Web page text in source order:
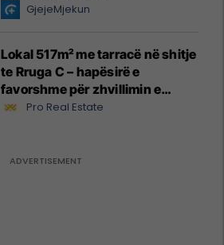
GjejeMjekun
Lokal 517m² me tarracë në shitje
te Rruga C – hapësirë e
favorshme për zhvillimin e
biznesit #15796
Pro Real Estate